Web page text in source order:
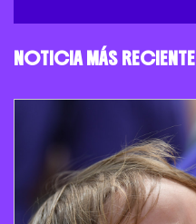
NOTICIA MÁS RECIENTE